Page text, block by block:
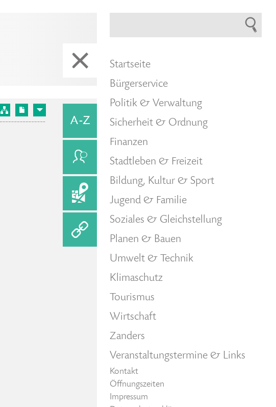
Startseite
Bürgerservice
Politik & Verwaltung
Sicherheit & Ordnung
Finanzen
Stadtleben & Freizeit
Bildung, Kultur & Sport
Jugend & Familie
Soziales & Gleichstellung
Planen & Bauen
Umwelt & Technik
Klimaschutz
Tourismus
Wirtschaft
Zanders
Veranstaltungstermine & Links
Kontakt
Öffnungszeiten
Impressum